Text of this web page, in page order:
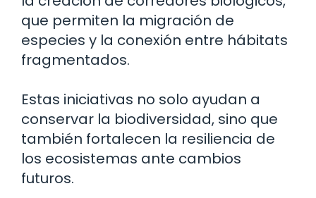
que permiten la migración de
especies y la conexión entre hábitats
fragmentados.
Estas iniciativas no solo ayudan a
conservar la biodiversidad, sino que
también fortalecen la resiliencia de
los ecosistemas ante cambios
futuros.